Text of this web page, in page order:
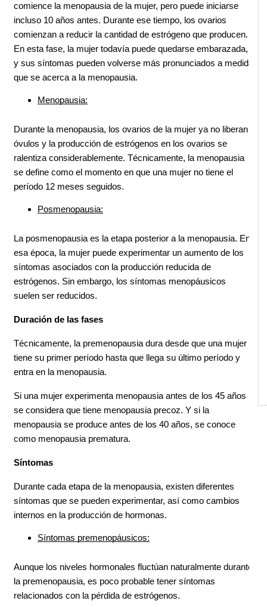
comience la menopausia de la mujer, pero puede iniciarse
incluso 10 años antes. Durante ese tiempo, los ovarios
comienzan a reducir la cantidad de estrógeno que producen.
En esta fase, la mujer todavía puede quedarse embarazada,
y sus síntomas pueden volverse más pronunciados a medida
que se acerca a la menopausia.
Menopausia:
Durante la menopausia, los ovarios de la mujer ya no liberan
óvulos y la producción de estrógenos en los ovarios se
ralentiza considerablemente. Técnicamente, la menopausia
se define como el momento en que una mujer no tiene el
período 12 meses seguidos.
Posmenopausia:
La posmenopausia es la etapa posterior a la menopausia. En
esa época, la mujer puede experimentar un aumento de los
síntomas asociados con la producción reducida de
estrógenos. Sin embargo, los síntomas menopáusicos
suelen ser reducidos.
Duración de las fases
Técnicamente, la premenopausia dura desde que una mujer
tiene su primer período hasta que llega su último período y
entra en la menopausia.
Si una mujer experimenta menopausia antes de los 45 años
se considera que tiene menopausia precoz. Y si la
menopausia se produce antes de los 40 años, se conoce
como menopausia prematura.
Síntomas
Durante cada etapa de la menopausia, existen diferentes
síntomas que se pueden experimentar, así como cambios
internos en la producción de hormonas.
Síntomas premenopáusicos:
Aunque los niveles hormonales fluctúan naturalmente durante
la premenopausia, es poco probable tener síntomas
relacionados con la pérdida de estrógenos.